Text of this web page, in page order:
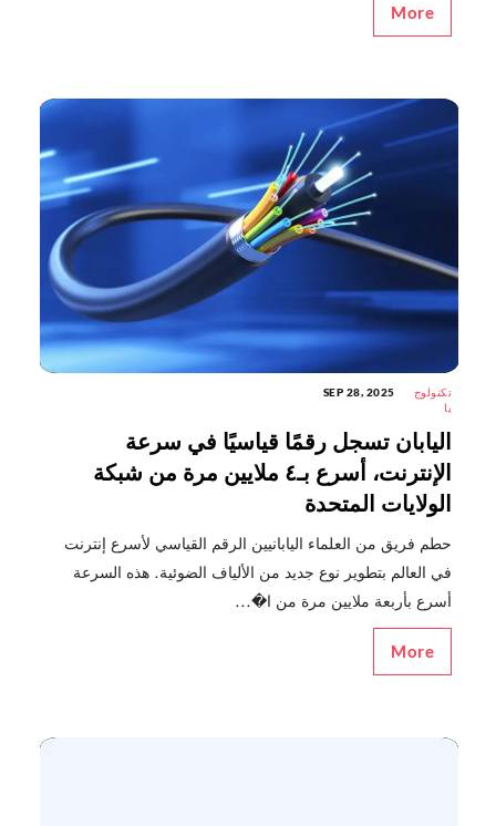
More
تكنولوج
يا
SEP 28, 2025
اليابان تسجل رقمًا قياسيًا في سرعة
الإنترنت، أسرع بـ٤ ملايين مرة من شبكة
الولايات المتحدة
حطم فريق من العلماء اليابانيين الرقم القياسي لأسرع إنترنت
في العالم بتطوير نوع جديد من الألياف الضوئية. هذه السرعة
أسرع بأربعة ملايين مرة من ا�...
More